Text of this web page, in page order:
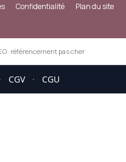
Confidentialité Plan du site
· référencement pas cher
· CGV · CGU